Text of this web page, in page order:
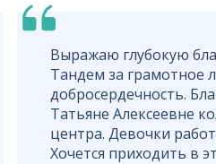
Выражаю глубокую
Тандем за грамотное
добросердечность.
Татьяне Алексеевне
центра. Девочки
Хочется приходить в